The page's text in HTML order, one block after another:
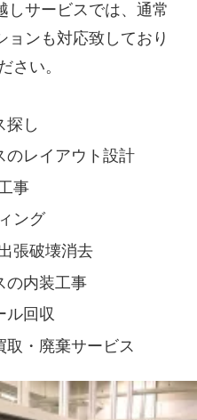
しサービスでは、通常
ョンも対応致しており
さい。
探し
のレイアウト設計
事
ング
張破壊消去
の内装工事
ル回収
取・廃棄サービス